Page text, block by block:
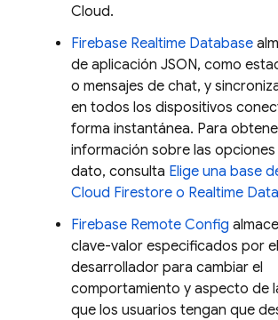
Cloud.
Firebase Realtime Database
de aplicación JSON, como
o mensajes de chat, y
en todos los dispositivos
forma instantánea. Para
información sobre las
dato, consulta Elige una base
Cloud Firestore o Realtime
Firebase Remote Config
clave-valor especificados por el
desarrollador para cambiar el
comportamiento y aspecto de
que los usuarios tengan que